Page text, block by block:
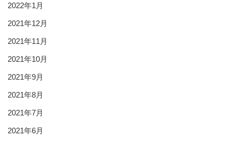
2022年1月
2021年12月
2021年11月
2021年10月
2021年9月
2021年8月
2021年7月
2021年6月